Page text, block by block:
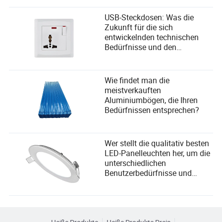
verbessern – nicht zu ersetzen.Fortschritte
USB-Steckdosen: Was die
Zukunft für die sich
entwickelnden technischen
Bedürfnisse und den
Wie findet man die
meistverkauften
Aluminiumbögen, die Ihren
Bedürfnissen entsprechen?
Wer stellt die qualitativ besten
LED-Panelleuchten her, um die
unterschiedlichen
Benutzerbedürfnisse und
Lieferanten zu erfüllen?